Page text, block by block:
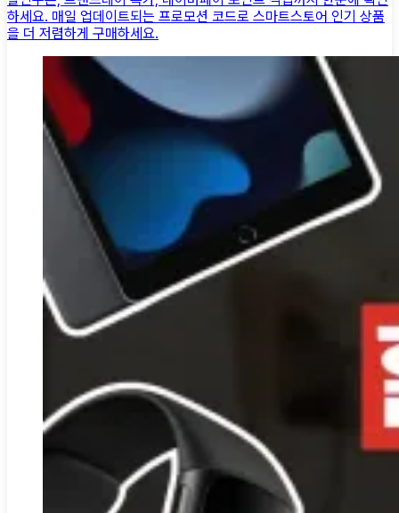
하세요. 매일 업데이트되는 프로모션 코드로 스마트스토어 인기 상품
을 더 저렴하게 구매하세요.